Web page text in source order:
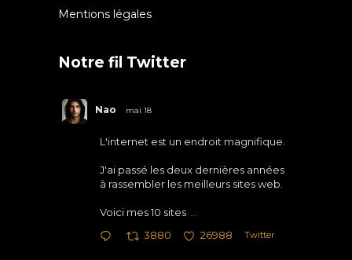
Mentions légales
Notre fil Twitter
Nao mai 18
L'internet est un endroit magnifique.
J'ai passé les deux dernières années
à rassembler les meilleurs sites web.
Voici mes 10 sites
3880 26988 Twitter